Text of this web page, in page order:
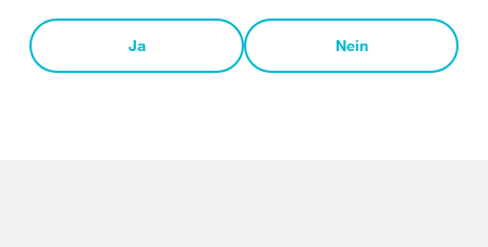
Ja Nein